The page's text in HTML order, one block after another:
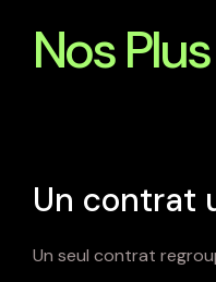
Nos
Un contrat
Un seul contrat